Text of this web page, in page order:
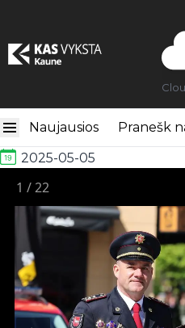
Naujausios Pranešk
Šv. Florijono dienos
2025-05-05
1 /22